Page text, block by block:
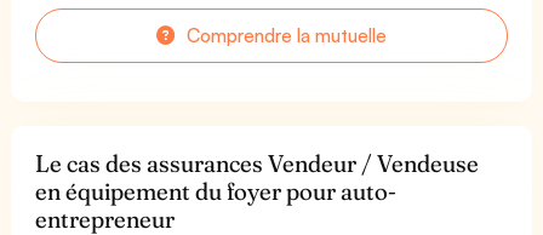
Comprendre la mutuelle
Le cas des assurances Vendeur / Vendeuse
en équipement du foyer pour auto-
entrepreneur